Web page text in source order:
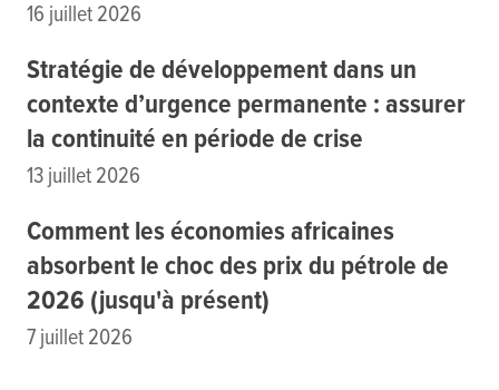
Africa South of the Sahara: English Subportal
L'Afrique au Sud du Sahara: Portail Français
Asia and the Pacific Food Security Portal: Facilitated by IFPRI
16 juillet 2026
Stratégie de développement dans un
contexte d’urgence permanente : assurer
la continuité en période de crise
13 juillet 2026
Comment les économies africaines
absorbent le choc des prix du pétrole de
2026 (jusqu'à présent)
7 juillet 2026